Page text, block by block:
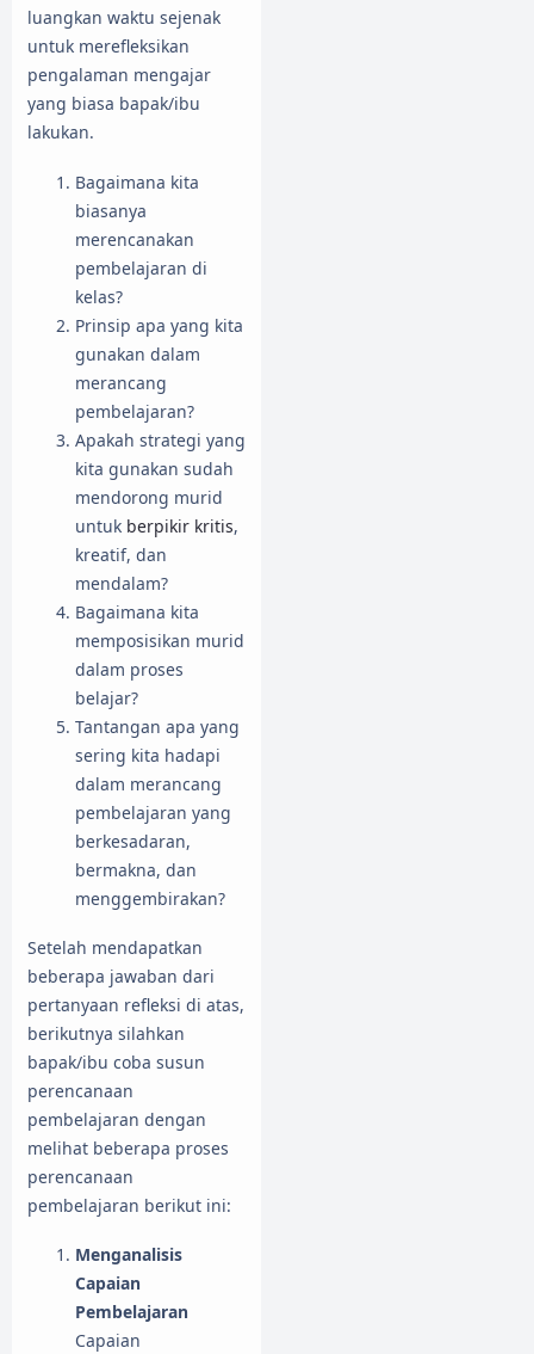
luangkan waktu sejenak
untuk merefleksikan
pengalaman mengajar
yang biasa bapak/ibu
lakukan.
Bagaimana kita
biasanya
merencanakan
pembelajaran di
kelas?
Prinsip apa yang kita
gunakan dalam
merancang
pembelajaran?
Apakah strategi yang
kita gunakan sudah
mendorong murid
untuk berpikir kritis,
kreatif, dan
mendalam?
Bagaimana kita
memposisikan murid
dalam proses
belajar?
Tantangan apa yang
sering kita hadapi
dalam merancang
pembelajaran yang
berkesadaran,
bermakna, dan
menggembirakan?
Setelah mendapatkan
beberapa jawaban dari
pertanyaan refleksi di atas,
berikutnya silahkan
bapak/ibu coba susun
perencanaan
pembelajaran dengan
melihat beberapa proses
perencanaan
pembelajaran berikut ini:
Menganalisis
Capaian
Pembelajaran
Capaian